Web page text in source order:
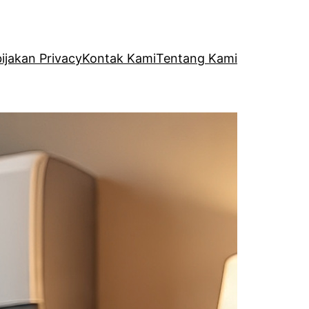
PrivacyKontak KamiTentang Kami